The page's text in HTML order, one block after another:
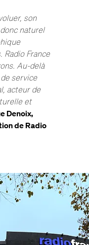
son
naturel
Radio France
Au-delà
service
acteur de
et
Denoix,
de Radio